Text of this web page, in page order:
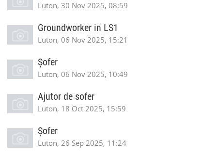
Luton, 30 Nov 2025, 08:59
Groundworker in LS1
Luton, 06 Nov 2025, 15:21
Şofer
Luton, 06 Nov 2025, 10:49
Ajutor de sofer
Luton, 18 Oct 2025, 15:59
Șofer
Luton, 26 Sep 2025, 11:24